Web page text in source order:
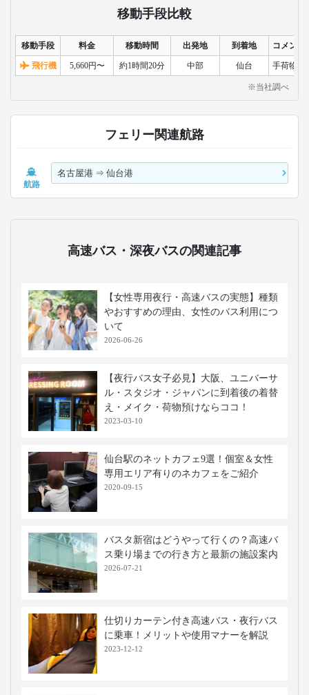
移動手段比較
移動手段 料金 移動時間 出発地 到着地 コメント
飛行機 5,660円〜 約1時間20分 中部 仙台 手荷物検
※当社調べ
フェリー関連航路
航路
名古屋港 ⇒仙台港
高速バス・深夜バスの関連記事
【女性専用夜行・高速バスの実態】種類
やおすすめの理由、女性のバス利用につ
いて
2026-06-26
【夜行バス女子必見】大阪、ユニバーサ
ル・スタジオ・ジャパンに到着後の着替
え・メイク・荷物預けならココ！
2023-03-10
仙台駅のネットカフェ9選！個室＆女性
専用エリア有りのネカフェをご紹介
2020-09-15
バスタ新宿はどうやって行くの？高速バ
ス乗り場までの行き方と最新の施設案内
2026-07-21
仕切りカーテン付き高速バス・夜行バス
に乗車！メリットや使用マナーを解説
2023-12-12